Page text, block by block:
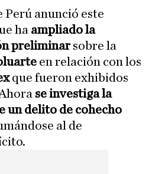
Perú anunció este
ha ampliado la
preliminarsobre la
en relación con los
que fueron exhibidos
se investiga la
un delito de cohecho
al de